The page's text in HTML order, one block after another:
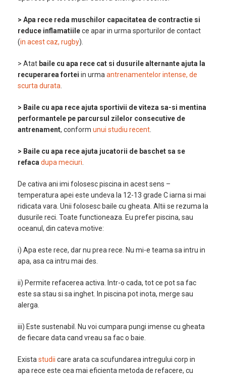
> Apa rece reda muschilor capacitatea de contractie si
reduce inflamatiilece apar in urma sporturilor de contact
(in acest caz, rugby).
> Atat baile cu apa rece cat si dusurile alternante ajuta la
recuperarea fortei in urma antrenamentelor intense, de
scurta durata
> Baile cu apa rece ajuta sportivii de viteza sa-si mentina
performantele pe parcursul zilelor consecutive de
antrenament, conform unui studiu recent
> Baile cu apa rece ajuta jucatorii de baschet sa se
refaca dupa meciuri
De cativa ani imi folosesc piscina in acest sens –
temperatura apei este undeva la 12-13 grade C iarna si mai
ridicata vara. Unii folosesc baile cu gheata. Altii se rezuma la
dusurile reci. Toate functioneaza. Eu prefer piscina, sau
oceanul, din cateva motive:
i) Apa este rece, dar nu prea rece. Nu mi-e teama sa intru in
apa, asa ca intru mai des.
ii) Permite refacerea activa. Intr-o cada, tot ce pot sa fac
este sa stau si sa inghet. In piscina pot inota, merge sau
alerga.
iii) Este sustenabil. Nu voi cumpara pungi imense cu gheata
de fiecare data cand vreau sa fac o baie.
Exista studii care arata ca scufundarea intregului corp in
apa rece este cea mai eficienta metoda de refacere, cu